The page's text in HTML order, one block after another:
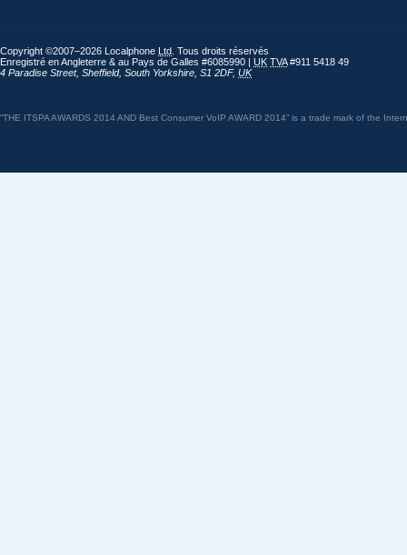
Copyright ©2007–2026 Localphone Ltd . Tous droits réservés
Enregistré en Angleterre & au Pays de Galles #6085990 | UK TVA#911 5418 49
4 Paradise Street, Sheffield, South Yorkshire S1 2DF, UK
“THE ITSPA AWARDS 2014 AND Best Consumer VoIP AWARD 2014” is a trade mark of the